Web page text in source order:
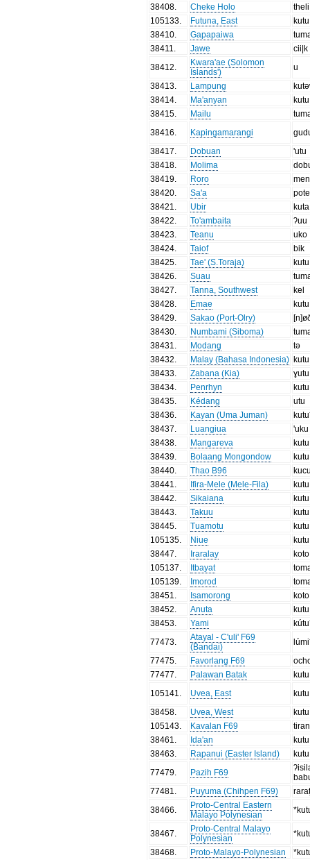
38408
Cheke Holo
theli
105133
Futuna, East
kutu
38410
Gapapaiwa
38411
Jawe
cii|k
38412
Kwara'ae (Solomon
Islands')
u
38413
Lampung
38414
Ma'anyan
kutu
38415
Mailu
38416
Kapingamarangi
38417
Dobuan
'utu
38418
Molima
38419
Roro
38420
Sa'a
pote
38421
Ubir
kuta
38422
To'ambaita
ʔuu
38423
Teanu
uko
38424
Taiof
bik
38425
Tae' (S.Toraja)
kutu
38426
Suau
38427
Tanna, Southwest
kel
38428
Emae
kutu
38429
Sakao (Port-Olry)
38430
Numbami (Siboma)
38431
Modang
tə
38432
Malay (Bahasa Indonesia) kutu
38433
Zabana (Kia)
ɣutu
38434
Penrhyn
kutu
38435
Kédang
utu
38436
Kayan (Uma Juman)
38437
Luangiua
'uku
38438
Mangareva
kutu
38439
Bolaang Mongondow
kutu
38440
Thao B96
38441
Ifira-Mele (Mele-Fila)
kutu
38442
Sikaiana
kutu
38443
Takuu
kutu
38445
Tuamotu
kutu
105135
Niue
kutu
38447
Iraralay
koto
105137
Itbayat
105139
Imorod
38451
Isamorong
koto
38452
Anuta
kutu
38453
Yami
77473
Atayal - C'uli' F69
(Bandai)
77475
Favorlang F69
77477
Palawan Batak
kutu
105141
Uvea, East
kutu
38458
Uvea, West
kutu
105143
Kavalan F69
tiran
38461
Ida'an
kutu
38463
Rapanui (Easter Island)
kutu
77479
Pazih F69
77481
Puyuma (Chihpen F69)
38466
Proto-Central Eastern
Malayo Polynesian
38467
Proto-Central Malayo
Polynesian
38468
Proto-Malayo-Polynesian